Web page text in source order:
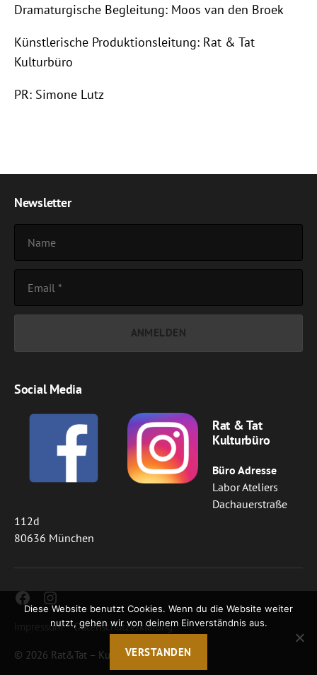
Dramaturgische Begleitung: Moos van den Broek
Künstlerische Produktionsleitung: Rat & Tat
Kulturbüro
PR: Simone Lutz
Newsletter
Social Media
Rat & Tat
Kulturbüro
Büro Adresse
Labor Ateliers
Dachauerstraße
112d
80636 München
© 2026 Rat&Tat – Kulturbüro
Impressum Datenschutzerklärung
FacebookInstagram
Diese Website benutzt Cookies. Wenn du die Website weiter
nutzt, gehen wir von deinem Einverständnis aus.
VERSTANDEN